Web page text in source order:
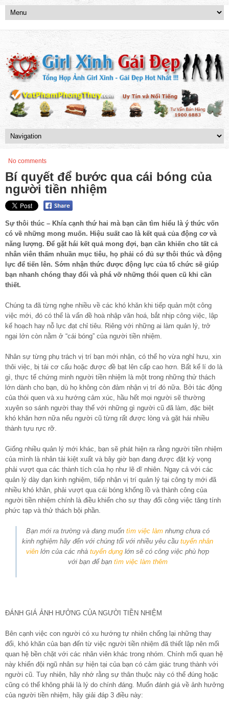
No comments
Bí quyết để bước qua cái bóng của
người tiền nhiệm
Sự thôi thúc – Khía cạnh thứ hai mà bạn cần tìm hiểu là ý thức vốn
có về những mong muốn. Hiệu suất cao là kết quả của động cơ và
năng lượng. Để gặt hái kết quả mong đợi, bạn cần khiến cho tất cả
nhân viên thấm nhuần mục tiêu, họ phải có đủ sự thôi thúc và động
lực để tiến lên. Sớm nhận thức được động lực của tổ chức sẽ giúp
bạn nhanh chóng thay đổi và phá vỡ những thói quen cũ khi cần
thiết.
Chúng ta đã từng nghe nhiều về các khó khăn khi tiếp quản một công
việc mới, đó có thể là vấn đề hoà nhập văn hoá, bắt nhịp công việc, lập
kế hoạch hay nỗ lực đạt chỉ tiêu. Riêng với những ai làm quản lý, trở
ngại lớn còn nằm ở “cái bóng” của người tiền nhiệm.
Nhân sự từng phụ trách vị trí bạn mới nhận, có thể họ vừa nghỉ hưu, xin
thôi việc, bị tái cơ cấu hoặc được đề bạt lên cấp cao hơn. Bất kể lí do là
gì, thực tế chứng minh người tiền nhiệm là một trong những thử thách
lớn dành cho bạn, dù họ không còn đảm nhận vị trí đó nữa. Bởi tác động
của thói quen và xu hướng cảm xúc, hầu hết mọi người sẽ thường
xuyên so sánh người thay thế với những gì người cũ đã làm, đặc biệt
khó khăn hơn nữa nếu người cũ từng rất được lòng và gặt hái nhiều
thành tựu rực rỡ.
Giống nhiều quản lý mới khác, bạn sẽ phát hiện ra rằng người tiền nhiệm
của mình là nhân tài kiệt xuất và bây giờ bạn đang được đặt kỳ vọng
phải vượt qua các thành tích của họ như lẽ dĩ nhiên. Ngay cả với các
quản lý dày dạn kinh nghiệm, tiếp nhận vị trí quản lý tại công ty mới đã
nhiều khó khăn, phải vượt qua cái bóng khổng lồ và thành công của
người tiền nhiệm chính là điều khiến cho sự thay đổi công việc tăng tính
phức tạp và thử thách bội phần.
Bạn mới ra trường và đang muốn tìm việc làmnhưng chưa có
kinh nghiệm hãy đến với chúng tối với nhiều yêu cầu tuyển nhân
viên lớn của các nhà tuyển dụng lớn sẽ có công việc phù hợp
với bạn để bạn tìm việc làm thêm
ĐÁNH GIÁ ẢNH HƯỞNG CỦA NGƯỜI TIỀN NHIỆM
Bên cạnh việc con người có xu hướng tự nhiên chống lại những thay
đổi, khó khăn của bạn đến từ việc người tiền nhiệm đã thiết lập nên mối
quan hệ bền chặt với các nhân viên khác trong nhóm. Chính mối quan hệ
này khiến đội ngũ nhân sự hiện tại của bạn có cảm giác trung thành với
người cũ. Tuy nhiên, hãy nhớ rằng sự thân thuộc này có thể đúng hoặc
cũng có thể không phải là lý do chính đáng. Muốn đánh giá về ảnh hưởng
của người tiền nhiệm, hãy giải đáp 3 điều này: